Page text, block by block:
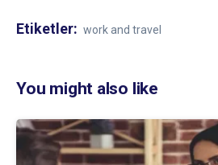
Etiketler: work and travel
You might also like